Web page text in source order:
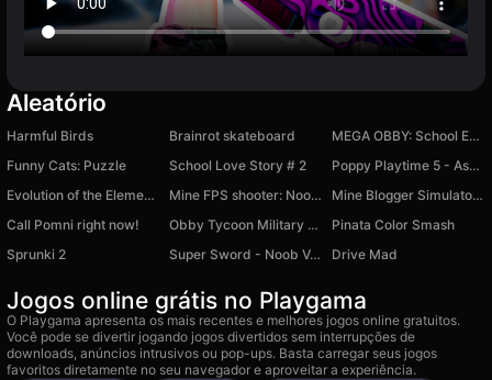
Aleatório
Harmful Birds Brainrot skateboard
MEGA OBBY: School Escape
Funny Cats: Puzzle
School Love Story # 2
Poppy Playtime 5 - Assemble the Picture
Evolution of the Elements
Mine FPS shooter: Noob Arena
Mine Blogger Simulator 3D
Call Pomni right now!
Obby Tycoon Military Base
Pinata Color Smash
Sprunki 2
Super Sword - Noob Vs Zombies Drive Mad
Jogos online grátis no Playgama
O Playgama apresenta os mais recentes e melhores jogos online gratuitos.
Você pode se divertir jogando jogos divertidos sem interrupções de
downloads, anúncios intrusivos ou pop-ups. Basta carregar seus jogos
favoritos diretamente no seu navegador e aproveitar a experiência.